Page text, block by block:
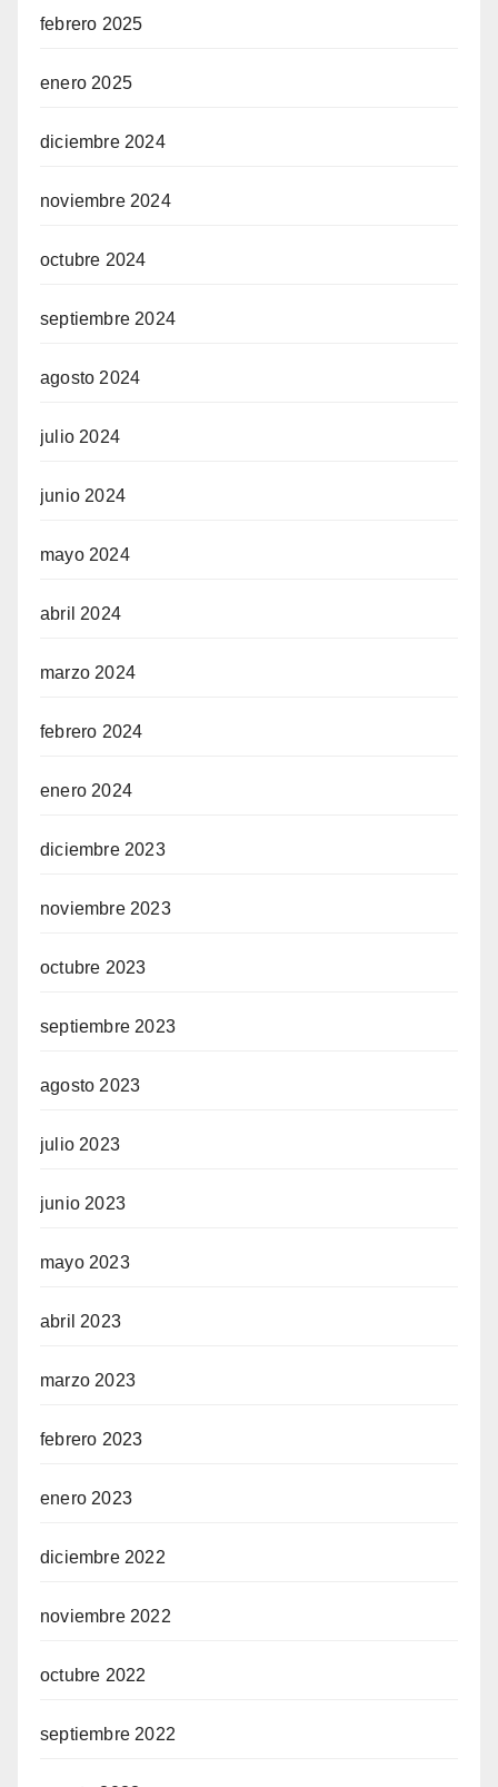
febrero 2025
enero 2025
diciembre 2024
noviembre 2024
octubre 2024
septiembre 2024
agosto 2024
julio 2024
junio 2024
mayo 2024
abril 2024
marzo 2024
febrero 2024
enero 2024
diciembre 2023
noviembre 2023
octubre 2023
septiembre 2023
agosto 2023
julio 2023
junio 2023
mayo 2023
abril 2023
marzo 2023
febrero 2023
enero 2023
diciembre 2022
noviembre 2022
octubre 2022
septiembre 2022